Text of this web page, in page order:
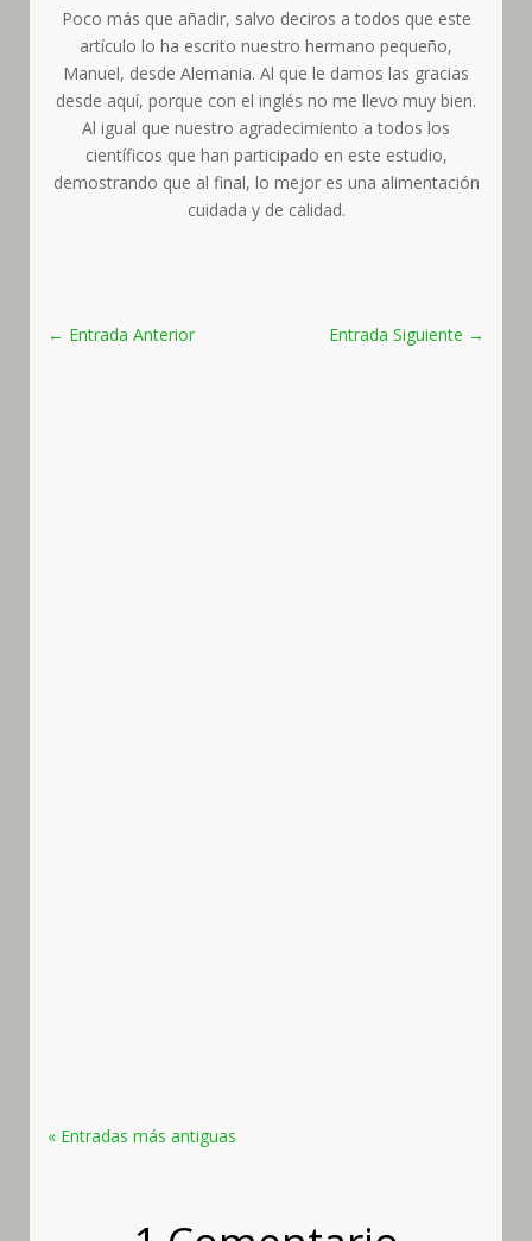
Poco más que añadir, salvo deciros a todos que este
artículo lo ha escrito nuestro hermano pequeño,
Manuel, desde Alemania. Al que le damos las gracias
desde aquí, porque con el inglés no me llevo muy bien.
Al igual que nuestro agradecimiento a todos los
científicos que han participado en este estudio,
demostrando que al final, lo mejor es una alimentación
cuidada y de calidad.
← Entrada Anterior Entrada Siguiente →
« Entradas más antiguas